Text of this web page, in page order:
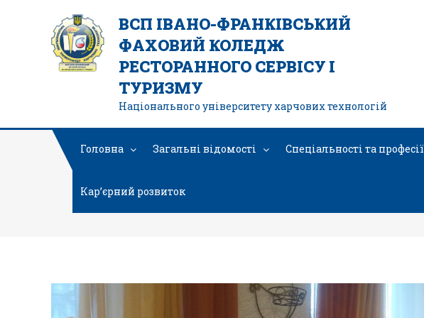
ВСП ІВАНО-ФРАНКІВСЬКИЙ
ФАХОВИЙ КОЛЕДЖ
РЕСТОРАННОГО СЕРВІСУ І
ТУРИЗМУ
Національного університету харчових технологій
Головна Загальні відомості Спеціальності та професії
Кар’єрний розвиток